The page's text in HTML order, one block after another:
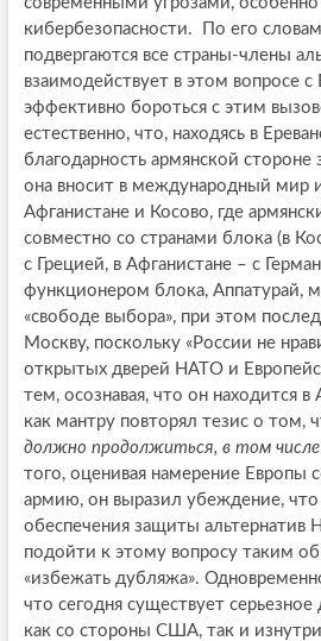
кибербезопасности. По его
подвергаются все страны-члены
взаимодействует в этом вопросе
эффективно бороться с этим
естественно, что, находясь в
благодарность армянской стороне
она вносит в международный мир
Афганистане и Косово, где
совместно со странами блока (в
с Грецией, в Афганистане – с
функционером блока, Аппатурай,
«свободе выбора», при этом
Москву, поскольку «России не
открытых дверей НАТО и
тем, осознавая, что он находится
как мантру повторял тезис о том,
должно продолжиться, в том числе
того, оценивая намерение Европы
армию, он выразил убеждение, что
обеспечения защиты альтернатив
подойти к этому вопросу таким
«избежать дубляжа».
что сегодня существует серьезное
как со стороны США, так и